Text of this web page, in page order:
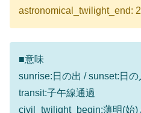
astronomical_twilight_end:
■意味
sunrise:日の出 / sunset:日の
transit:子午線通過
civil_twilight_begin:薄明(始